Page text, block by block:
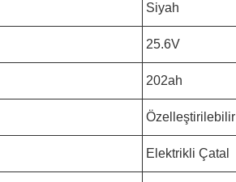
Siyah
25.6V
202ah
Özelleştirilebilir
Elektrikli Çatal